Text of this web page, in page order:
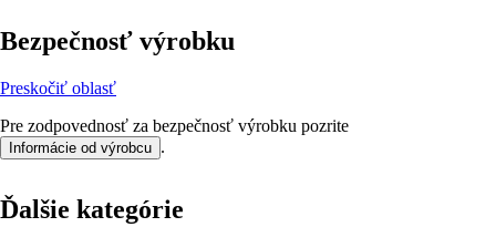
Bezpečnosť výrobku
Preskočiť oblasť
Pre zodpovednosť za bezpečnosť výrobku pozrite
Informácie od výrobcu .
Ďalšie kategórie